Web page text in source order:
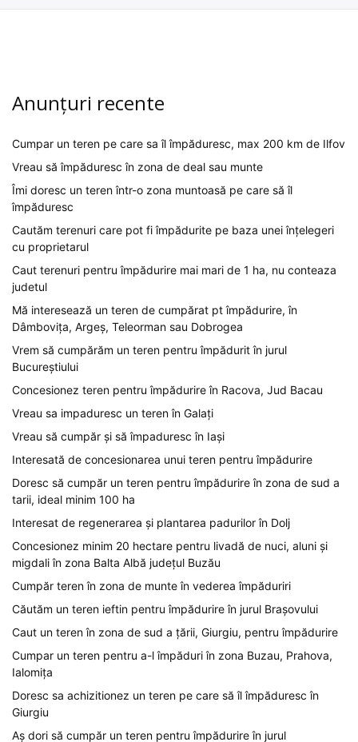
Anunțuri recente
Cumpar un teren pe care sa îl împăduresc, max 200 km de Ilfov
Vreau să împăduresc în zona de deal sau munte
Îmi doresc un teren într-o zona muntoasă pe care să îl
împăduresc
Cautăm terenuri care pot fi împădurite pe baza unei înțelegeri
cu proprietarul
Caut terenuri pentru împădurire mai mari de 1 ha, nu conteaza
judetul
Mă interesează un teren de cumpărat pt împădurire, în
Dâmbovița, Argeș, Teleorman sau Dobrogea
Vrem să cumpărăm un teren pentru împădurit în jurul
Bucureștiului
Concesionez teren pentru împădurire în Racova, Jud Bacau
Vreau sa impaduresc un teren în Galați
Vreau să cumpăr și să împaduresc în Iași
Interesată de concesionarea unui teren pentru împădurire
Doresc să cumpăr un teren pentru împădurire în zona de sud a
tarii, ideal minim 100 ha
Interesat de regenerarea și plantarea padurilor în Dolj
Concesionez minim 20 hectare pentru livadă de nuci, aluni și
migdali în zona Balta Albă județul Buzău
Cumpăr teren în zona de munte în vederea împăduriri
Căutăm un teren ieftin pentru împădurire în jurul Brașovului
Caut un teren în zona de sud a țării, Giurgiu, pentru împădurire
Cumpar un teren pentru a-l împăduri în zona Buzau, Prahova,
Ialomița
Doresc sa achizitionez un teren pe care să îl împăduresc în
Giurgiu
Aș dori să cumpăr un teren pentru împădurire în jurul